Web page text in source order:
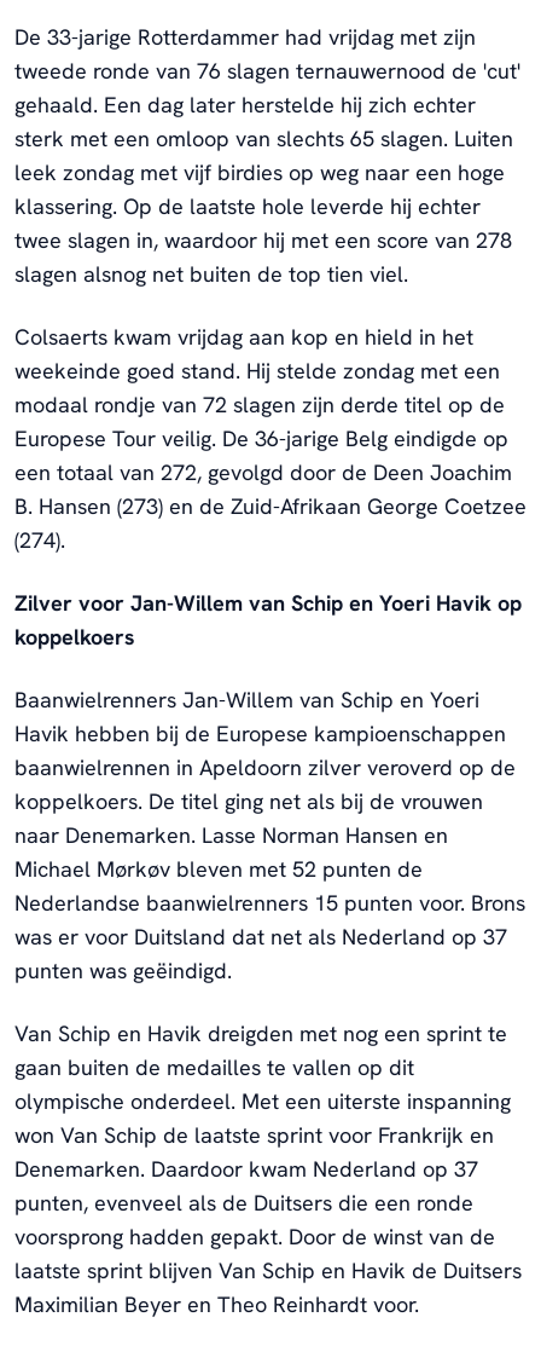
De 33-jarige Rotterdammer had vrijdag met zijn
tweede ronde van 76 slagen ternauwernood de 'cut'
gehaald. Een dag later herstelde hij zich echter
sterk met een omloop van slechts 65 slagen. Luiten
leek zondag met vijf birdies op weg naar een hoge
klassering. Op de laatste hole leverde hij echter
twee slagen in, waardoor hij met een score van 278
slagen alsnog net buiten de top tien viel.
Colsaerts kwam vrijdag aan kop en hield in het
weekeinde goed stand. Hij stelde zondag met een
modaal rondje van 72 slagen zijn derde titel op de
Europese Tour veilig. De 36-jarige Belg eindigde op
een totaal van 272, gevolgd door de Deen Joachim
B. Hansen (273) en de Zuid-Afrikaan George Coetzee
(274).
Zilver voor Jan-Willem van Schip en Yoeri Havik op
koppelkoers
Baanwielrenners Jan-Willem van Schip en Yoeri
Havik hebben bij de Europese kampioenschappen
baanwielrennen in Apeldoorn zilver veroverd op de
koppelkoers. De titel ging net als bij de vrouwen
naar Denemarken. Lasse Norman Hansen en
Michael Mørkøv bleven met 52 punten de
Nederlandse baanwielrenners 15 punten voor. Brons
was er voor Duitsland dat net als Nederland op 37
punten was geëindigd.
Van Schip en Havik dreigden met nog een sprint te
gaan buiten de medailles te vallen op dit
olympische onderdeel. Met een uiterste inspanning
won Van Schip de laatste sprint voor Frankrijk en
Denemarken. Daardoor kwam Nederland op 37
punten, evenveel als de Duitsers die een ronde
voorsprong hadden gepakt. Door de winst van de
laatste sprint blijven Van Schip en Havik de Duitsers
Maximilian Beyer en Theo Reinhardt voor.